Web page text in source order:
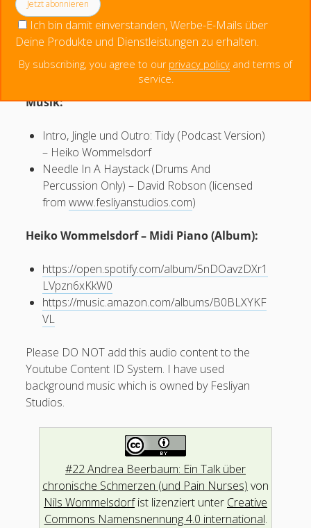
#02 Thomas Schaack: Christentum – Leiden und Schmerz am
Kreuz
#01 Matthias Grimme: Sadomasochismus, Schmerz, Lust und
Bondage
#00 Ciara Demontaño: Die Philippinen – Community Health
Betreff
Ihre Nachricht
Bitte lasse dieses Feld leer.
2283961
Menschen haben seit 2014 diese Seite besucht.
Klicke auf "Ich stimme zu", um Spotify zu
aktivieren
Cookie-Richtlinie
Ich stimme zu
Musik:
Intro, Jingle und Outro: Tidy (Podcast Version)
– Heiko Wommelsdorf
Needle In A Haystack (Drums And
Percussion Only) – David Robson (licensed
fromwww.fesliyanstudios.com)
Heiko Wommelsdorf – Midi Piano (Album):
https://open.spotify.com/album/5nDOavzDXr1
LVpzn6xKkW0
https://music.amazon.com/albums/B0BLXYKF
VL
Please DO NOT add this audio content to the
Youtube Content ID System. I have used
background music which is owned by Fesliyan
Studios.
#22 Andrea Beerbaum: Ein Talk über
chronische Schmerzen (und Pain Nurses) von
Nils Wommelsdorfist lizenziert unter Creative
Commons Namensnennung 4.0 international.
Ich bin damit einverstanden, Werbe-E-Mails über
Deine Produkte und Dienstleistungen zu erhalten.
By subscribing, you agree to our privacy policy and terms of
service.